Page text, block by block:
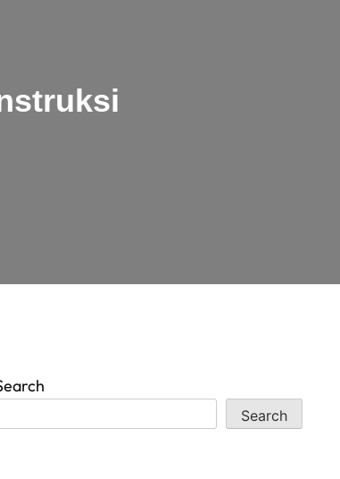
Search